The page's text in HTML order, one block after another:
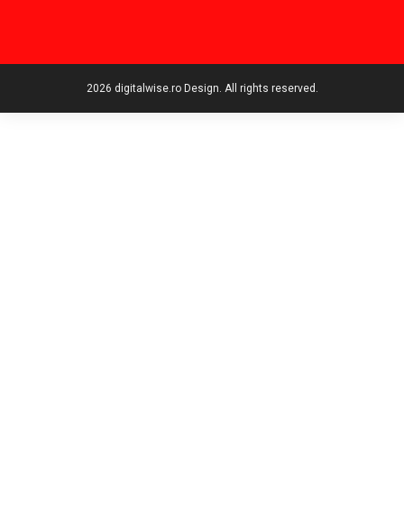
2026 digitalwise.ro Design. All rights reserved.